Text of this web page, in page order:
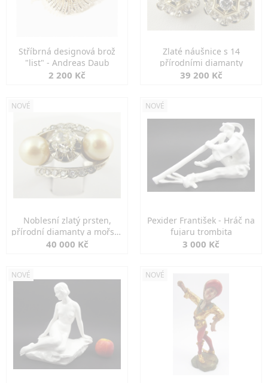
Stříbrná designová brož
"list" - Andreas Daub
2 200 Kč
Zlaté náušnice s 14
přírodními diamanty
39 200 Kč
NOVÉ
Noblesní zlatý prsten,
přírodní diamanty a mořské
perly
40 000 Kč
NOVÉ
Pexider František - Hráč na
fujaru trombita
3 000 Kč
NOVÉ NOVÉ